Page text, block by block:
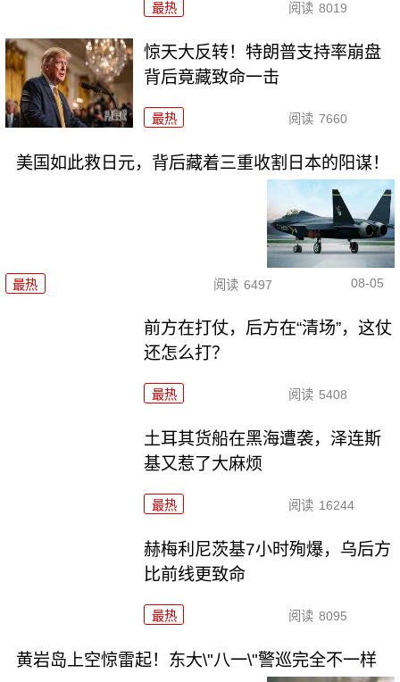
最热 阅读 8019
惊天大反转！特朗普支持率崩盘
背后竟藏致命一击
最热 阅读 7660
美国如此救日元，背后藏着三重收割日本的阳谋！
最热 阅读 6497 08-05
前方在打仗，后方在“清场”，这仗
还怎么打？
最热 阅读 5408
土耳其货船在黑海遭袭，泽连斯
基又惹了大麻烦
最热 阅读 16244
赫梅利尼茨基7小时殉爆，乌后方
比前线更致命
最热 阅读 8095
黄岩岛上空惊雷起！东大\"八一\"警巡完全不一样